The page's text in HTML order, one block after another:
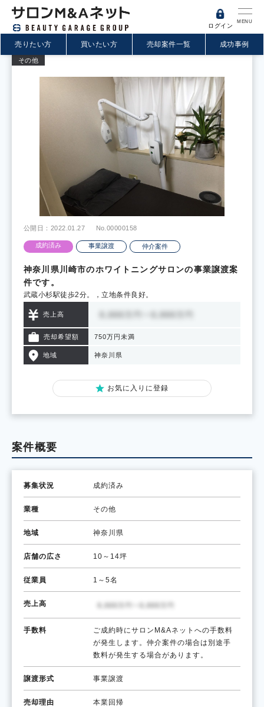
MENU
ログイン
売りたい方 買いたい方 売却案件一覧 成功事例
その他
公開日：2022.01.27 No.00000158
成約済み 事業譲渡 仲介案件
神奈川県川崎市のホワイトニングサロンの事業譲渡案
件です。
武蔵小杉駅徒歩2分。，立地条件良好。
売上高
売却希望額 750万円未満
地域 神奈川県
お気に入りに登録
案件概要
募集状況 成約済み
業種 その他
地域 神奈川県
店舗の広さ 10～14坪
従業員 1～5名
売上高
手数料
ご成約時にサロンM&Aネットへの手数料
が発生します。仲介案件の場合は別途手
数料が発生する場合があります。
譲渡形式 事業譲渡
売却理由 本業回帰